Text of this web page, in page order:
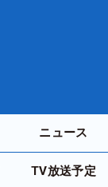
ニュース
TV放送予定